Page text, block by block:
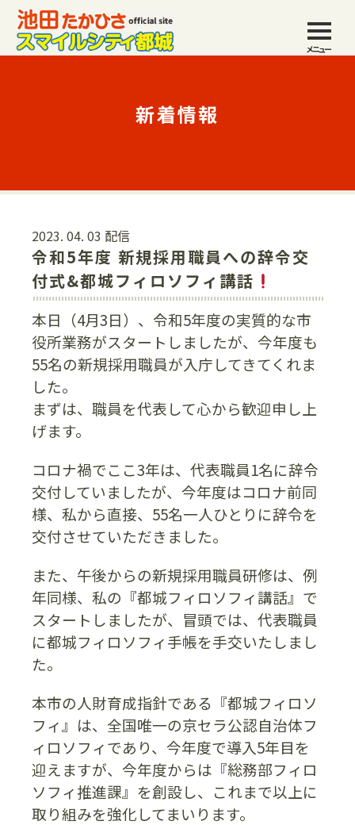
メニュー
新着情報
2023. 04. 03 配信
令和5年度 新規採用職員への辞令交
付式&都城フィロソフィ講話
本日（4月3日）、令和5年度の実質的な市
役所業務がスタートしましたが、今年度も
55名の新規採用職員が入庁してきてくれま
した。
まずは、職員を代表して心から歓迎申し上
げます。
コロナ禍でここ3年は、代表職員1名に辞令
交付していましたが、今年度はコロナ前同
様、私から直接、55名一人ひとりに辞令を
交付させていただきました。
また、午後からの新規採用職員研修は、例
年同様、私の『都城フィロソフィ講話』で
スタートしましたが、冒頭では、代表職員
に都城フィロソフィ手帳を手交いたしまし
た。
本市の人財育成指針である『都城フィロソ
フィ』は、全国唯一の京セラ公認自治体フ
ィロソフィであり、今年度で導入5年目を
迎えますが、今年度からは『総務部フィロ
ソフィ推進課』を創設し、これまで以上に
取り組みを強化してまいります。